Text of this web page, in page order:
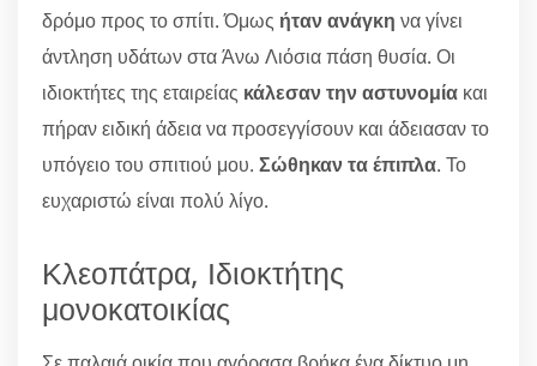
δρόμο προς το σπίτι. Όμως ήταν ανάγκη να γίνει
άντληση υδάτων στα Άνω Λιόσια πάση θυσία. Οι
ιδιοκτήτες της εταιρείας κάλεσαν την αστυνομία και
πήραν ειδική άδεια να προσεγγίσουν και άδειασαν το
υπόγειο του σπιτιού μου. Σώθηκαν τα έπιπλα. Το
ευχαριστώ είναι πολύ λίγο.
Κλεοπάτρα, Ιδιοκτήτης
μονοκατοικίας